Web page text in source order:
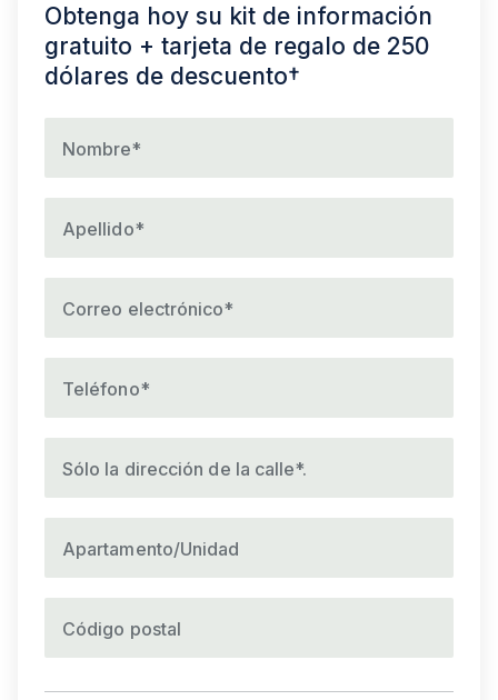
Obtenga hoy su kit de información
gratuito + tarjeta de regalo de 250
dólares de descuento†
Nombre*
Apellido*
Correo electrónico*
Teléfono*
Sólo la dirección de la calle*.
Apartamento/Unidad
Código postal